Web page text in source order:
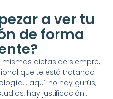
a ver tu
de forma
dietas de siempre,
que te está tratando
aquí no hay gurús,
hay justificación…